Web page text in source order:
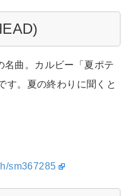
曲。カルビー「夏ポテ
す。夏の終わりに聞くと
sm367285